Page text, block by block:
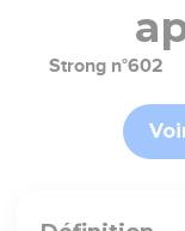
Strong n°602